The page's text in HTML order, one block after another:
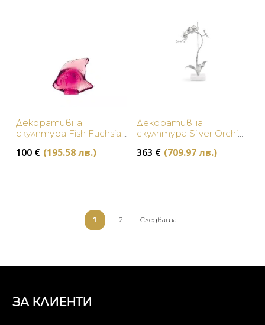
Декоративна
скулптура Fish Fuchsia
100 € (195.58 лв.)
Декоративна
скулптура Silver Orchid
363 € (709.97 лв.)
1 2 Следваща
ЗА КЛИЕНТИ